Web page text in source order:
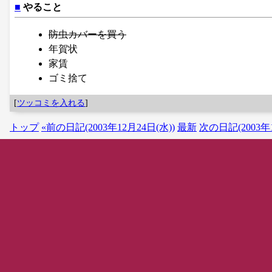
■ やること
防虫カバーを買う
年賀状
家賃
ゴミ捨て
[ツッコミを入れる]
トップ «前の日記(2003年12月24日(水)) 最新 次の日記(2003